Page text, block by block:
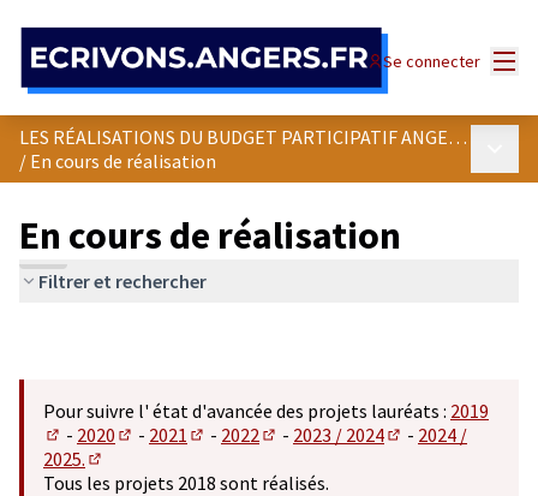
Se connecter
LES RÉALISATIONS DU BUDGET PARTICIPATIF ANGEVIN
/ En cours de réalisation
En cours de réalisation
Filtrer et rechercher
Pour suivre l' état d'avancée des projets lauréats : 2019
(S'ouvre dans un nouvel onglet)
- 2020
(S'ouvre dans un nouvel onglet)
- 2021
(S'ouvre dans un nouvel onglet)
- 2022
(S'ouvre dans un nouvel onglet)
- 2023 / 2024
(S'ouvre dans un
- 2024 /
2025.
(S'ouvre dans un nouvel onglet)
Tous les projets 2018 sont réalisés.